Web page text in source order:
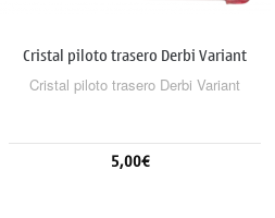
Cristal piloto trasero Derbi Variant
Cristal piloto trasero Derbi Variant
5,00€